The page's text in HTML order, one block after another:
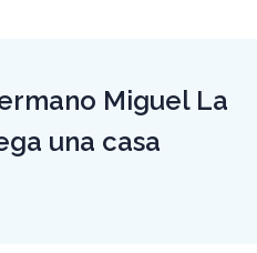
Miguel La
una casa